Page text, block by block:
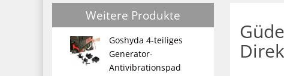
Weitere Produkte
Goshyda 4-teiliges
Generator-
Antivibrationspad